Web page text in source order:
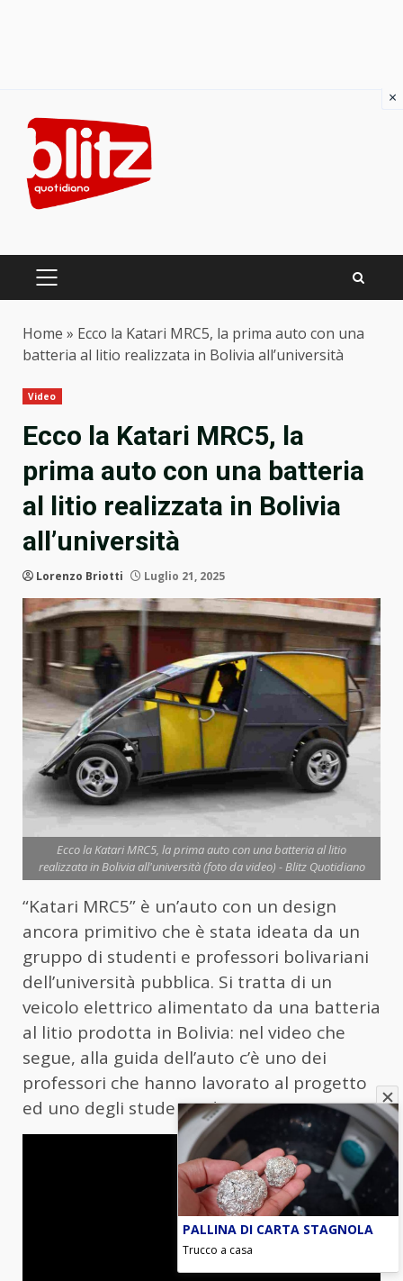
content
PRIMARY
Home » Ecco la Katari MRC5, la prima auto con una
batteria al litio realizzata in Bolivia all’università
Video
Ecco la Katari MRC5, la
prima auto con una batteria
al litio realizzata in Bolivia
all’università
Lorenzo Briotti Luglio 21, 2025
Ecco la Katari MRC5, la prima auto con una batteria al litio
realizzata in Bolivia all'università (foto da video) - Blitz Quotidiano
“Katari MRC5” è un’auto con un design
ancora primitivo che è stata ideata da un
gruppo di studenti e professori bolivariani
dell’università pubblica. Si tratta di un
veicolo elettrico alimentato da una batteria
al litio prodotta in Bolivia: nel video che
segue, alla guida dell’auto c’è uno dei
professori che hanno lavorato al progetto
ed uno degli studenti ideatori.
×
PALLINA DI CARTA STAGNOLA
Trucco a casa